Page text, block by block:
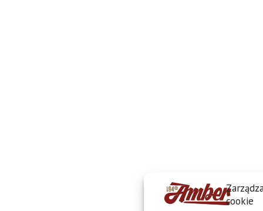
cookie